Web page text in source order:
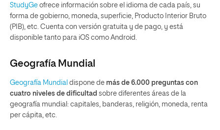
StudyGe ofrece información sobre el idioma de cada país, su
forma de gobierno, moneda, superficie, Producto Interior Bruto
(PIB), etc. Cuenta con versión gratuita y de pago, y está
disponible tanto para iOS como Android.
Geografía Mundial
Geografía Mundial dispone de más de 6.000 preguntas con
cuatro niveles de dificultad sobre diferentes áreas de la
geografía mundial: capitales, banderas, religión, moneda, renta
per cápita, etc.